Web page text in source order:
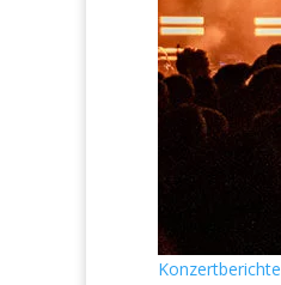
Konzertberichte